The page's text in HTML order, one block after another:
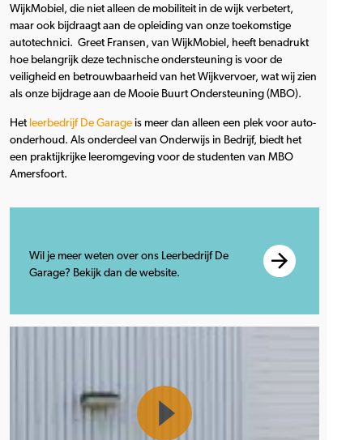
WijkMobiel, die niet alleen de mobiliteit in de wijk verbetert,
maar ook bijdraagt aan de opleiding van onze toekomstige
autotechnici. Greet Fransen, van WijkMobiel, heeft benadrukt
hoe belangrijk deze technische ondersteuning is voor de
veiligheid en betrouwbaarheid van het Wijkvervoer, wat wij zien
als onze bijdrage aan de Mooie Buurt Ondersteuning (MBO).
Het leerbedrijf De Garage is meer dan alleen een plek voor auto-
onderhoud. Als onderdeel van Onderwijs in Bedrijf, biedt het
een praktijkrijke leeromgeving voor de studenten van MBO
Amersfoort.
Wil je meer weten over ons Leerbedrijf De
Garage? Bekijk dan de website.